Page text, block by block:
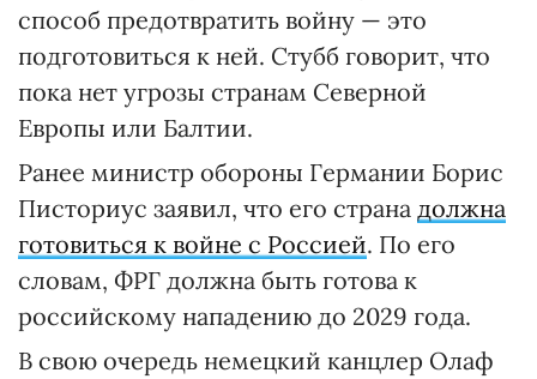
способ предотвратить войну — это
подготовиться к ней. Стубб говорит, что
пока нет угрозы странам Северной
Европы или Балтии.
Ранее министр обороны Германии Борис
Писториус заявил, что его страна должна
готовиться к войне с Россией. По его
словам, ФРГ должна быть готова к
российскому нападению до 2029 года.
В свою очередь немецкий канцлер Олаф